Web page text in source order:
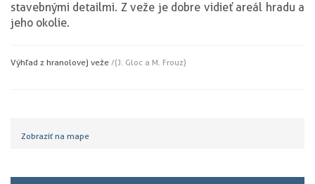
stavebnými detailmi. Z veže je dobre vidieť areál hradu a
jeho okolie.
Výhľad z hranolovej veže /(J. Gloc a M. Frouz)
Zobraziť na mape